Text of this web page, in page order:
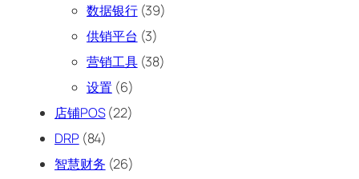
数据银行(39)
供销平台 (3)
营销工具(38)
设置 (6)
店铺POS(22)
DRP(84)
智慧财务 (26)